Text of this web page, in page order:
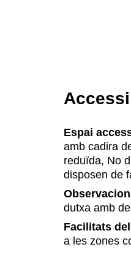
Espai
amb cadira
reduïda, No
disposen de
dutxa amb
Facilitats
a les zones